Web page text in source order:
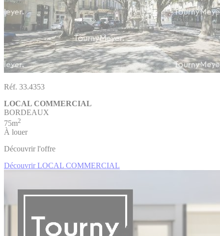
Réf. 33.4353
LOCAL COMMERCIAL
BORDEAUX
75m2
À louer
Découvrir l'offre
Découvrir LOCAL COMMERCIAL